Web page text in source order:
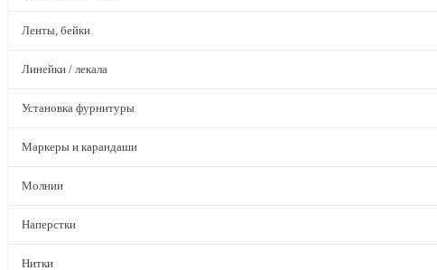
Ленты, бейки
Линейки / лекала
Установка фурнитуры
Маркеры и карандаши
Молнии
Наперстки
Нитки